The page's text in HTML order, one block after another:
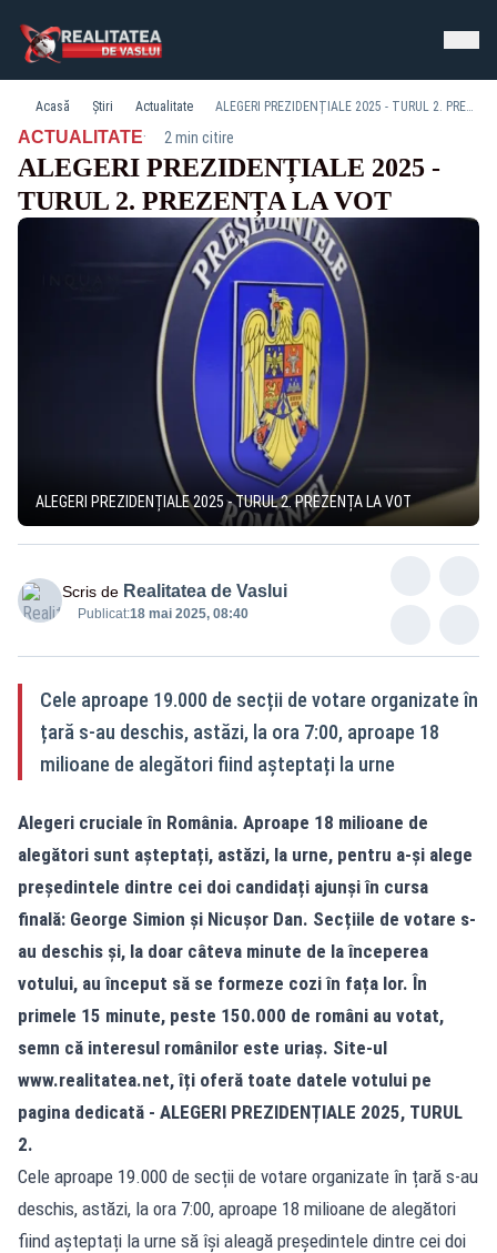
Acasă Știri Actualitate ALEGERI PREZIDENȚIALE 2025 - TURUL 2. PREZENȚA LA VOT
ACTUALITATE· 2 min citire
ALEGERI PREZIDENȚIALE 2025 -
TURUL 2. PREZENȚA LA VOT
ALEGERI PREZIDENȚIALE 2025 - TURUL 2. PREZENȚA LA VOT
Scris de Realitatea de Vaslui
Publicat:18 mai 2025, 08:40
Cele aproape 19.000 de secții de votare organizate în
țară s-au deschis, astăzi, la ora 7:00, aproape 18
milioane de alegători fiind așteptați la urne
Alegeri cruciale în România. Aproape 18 milioane de
alegători sunt așteptați, astăzi, la urne, pentru a-și alege
președintele dintre cei doi candidați ajunși în cursa
finală: George Simion și Nicușor Dan. Secțiile de votare s-
au deschis și, la doar câteva minute de la începerea
votului, au început să se formeze cozi în fața lor. În
primele 15 minute, peste 150.000 de români au votat,
semn că interesul românilor este uriaș. Site-ul
www.realitatea.net, îți oferă toate datele votului pe
pagina dedicată - ALEGERI PREZIDENȚIALE 2025, TURUL
2.
Cele aproape 19.000 de secții de votare organizate în țară s-au
deschis, astăzi, la ora 7:00, aproape 18 milioane de alegători
fiind așteptați la urne să își aleagă președintele dintre cei doi